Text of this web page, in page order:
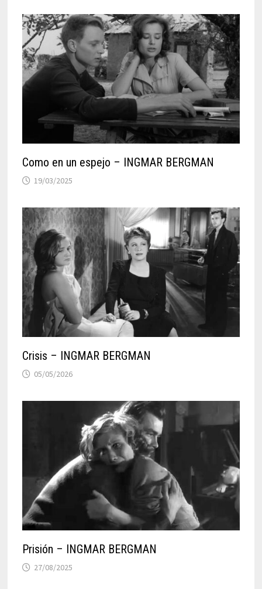
Como en un espejo – INGMAR BERGMAN
19/03/2025
Crisis – INGMAR BERGMAN
05/05/2026
Prisión – INGMAR BERGMAN
27/08/2025